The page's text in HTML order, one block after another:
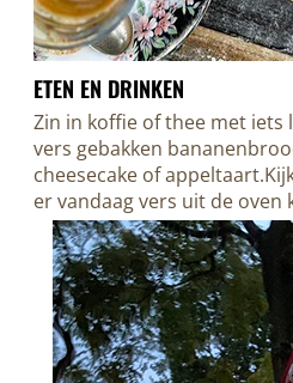
ETEN EN DRINKEN
Zin in koffie of thee met iets
vers gebakken
cheesecake of
er vandaag vers uit de oven